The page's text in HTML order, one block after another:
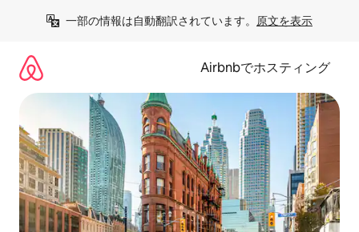
一部の情報は自動翻訳されています。 原文を表示
Airbnbでホスティング